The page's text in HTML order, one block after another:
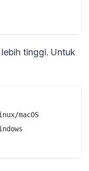
tinggi. Untuk
macOS